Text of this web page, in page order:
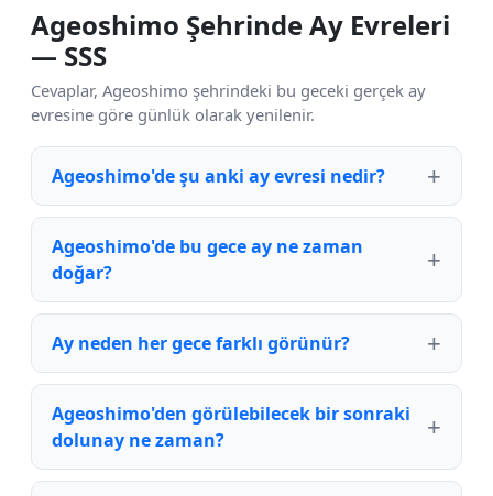
Ageoshimo Şehrinde Ay Evreleri
— SSS
Cevaplar, Ageoshimo şehrindeki bu geceki gerçek ay
evresine göre günlük olarak yenilenir.
Ageoshimo'de şu anki ay evresi nedir?
Ageoshimo'de bu gece ay ne zaman
doğar?
Ay neden her gece farklı görünür?
Ageoshimo'den görülebilecek bir sonraki
dolunay ne zaman?